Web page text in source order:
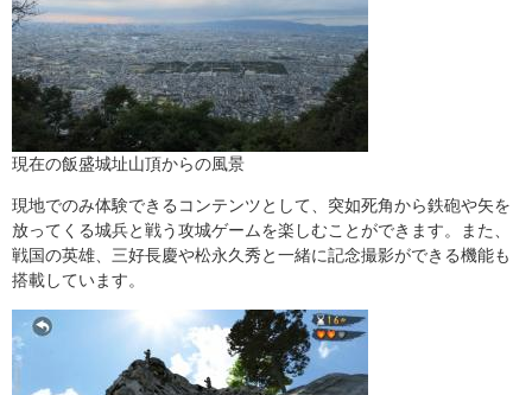
現在の飯盛城址山頂からの風景
現地でのみ体験できるコンテンツとして、突如死角から鉄砲や矢を
放ってくる城兵と戦う攻城ゲームを楽しむことができます。また、
戦国の英雄、三好長慶や松永久秀と一緒に記念撮影ができる機能も
搭載しています。